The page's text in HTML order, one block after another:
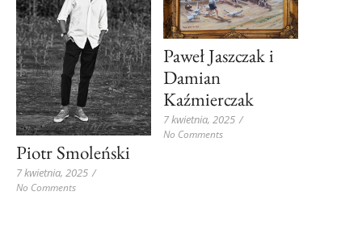
Piotr Smoleński
7 kwietnia, 2025 /
No Comments
Paweł Jaszczak i
Damian
Kaźmierczak
7 kwietnia, 2025 /
No Comments